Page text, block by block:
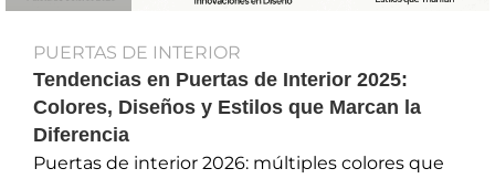
PUERTAS DE INTERIOR
Tendencias en Puertas de Interior 2025:
Colores, Diseños y Estilos que Marcan la
Diferencia
Puertas de interior 2026: múltiples colores que